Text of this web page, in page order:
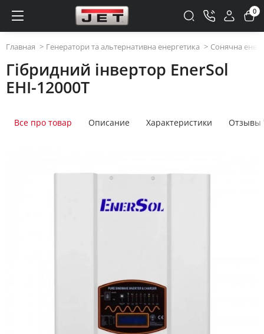
0
Главная Генератори та альтернативна енергетика Сонячна
Гібридний інвертор EnerSol
EHI-12000T
Все про товар Описание Характеристики Отзывы